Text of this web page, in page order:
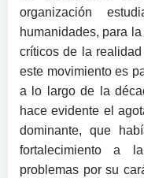
organización
humanidades, para
críticos de la
este movimiento es
a lo largo de la
hace evidente el
dominante, que
fortalecimiento a
problemas por su